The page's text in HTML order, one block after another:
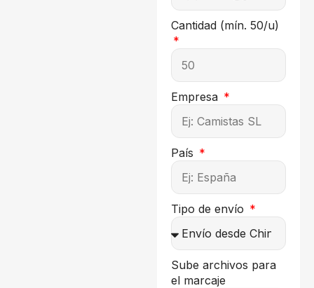
Cantidad (mín. 50/u)
Empresa
País
Tipo de envío
Sube archivos para
el marcaje